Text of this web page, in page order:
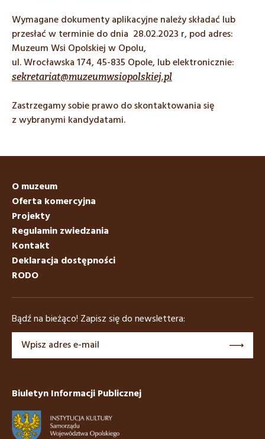
Wymagane dokumenty aplikacyjne należy składać lub
przesłać w terminie do dnia 28.02.2023 r, pod adres:
Muzeum Wsi Opolskiej w Opolu,
ul. Wrocławska 174, 45-835 Opole, lub elektronicznie:
sekretariat@muzeumwsiopolskiej.pl
Zastrzegamy sobie prawo do skontaktowania się
z wybranymi kandydatami.
O muzeum
Oferta komercyjna
Projekty
Regulamin zwiedzania
Kontakt
Deklaracja dostępności
RODO
Bądź na bieżąco! Zapisz się do newslettera:
Biuletyn Informacji Publicznej